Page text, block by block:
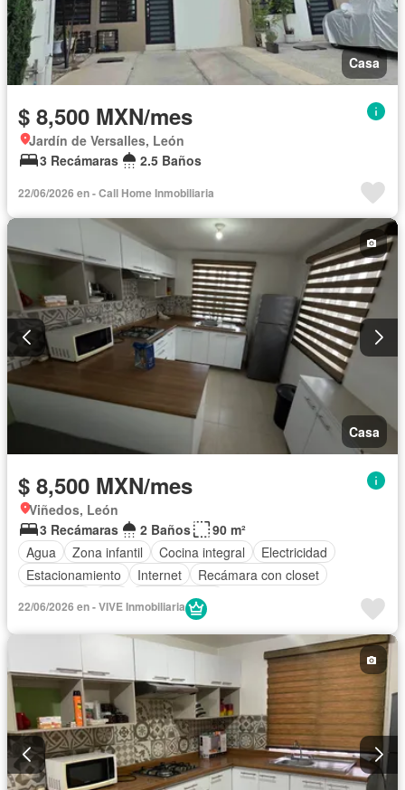
Casa
$ 8,500 MXN/mes
Jardín de Versalles, León
3 Recámaras
2.5 Baños
22/06/2026 en - Call Home Inmobiliaria
Casa
$ 8,500 MXN/mes
Viñedos, León
3 Recámaras
2 Baños
90 m²
Agua
Zona infantil Cocina integral
Electricidad
Estacionamiento
Internet
Recámara con closet
Zonas verdes
22/06/2026 en - VIVE Inmobiliaria